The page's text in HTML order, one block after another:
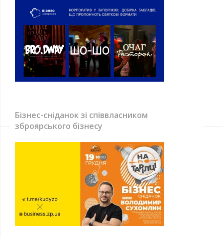
Бізнес-сніданок зі співвласником
зброярського бізнесу